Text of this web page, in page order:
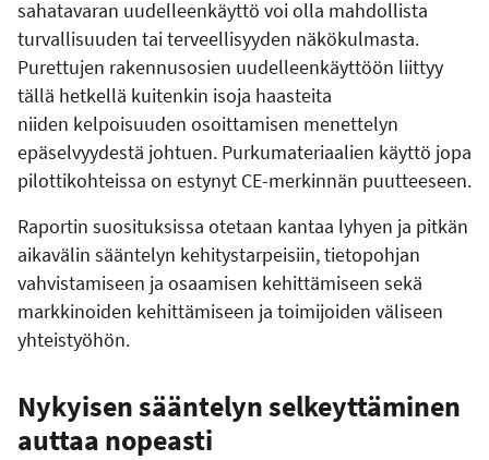
sahatavaran uudelleenkäyttö voi olla mahdollista
turvallisuuden tai terveellisyyden näkökulmasta.
Purettujen rakennusosien uudelleenkäyttöön liittyy
tällä hetkellä kuitenkin isoja haasteita
niiden kelpoisuuden osoittamisen menettelyn
epäselvyydestä johtuen. Purkumateriaalien käyttö jopa
pilottikohteissa on estynyt CE-merkinnän puutteeseen.
Raportin suosituksissa otetaan kantaa lyhyen ja pitkän
aikavälin sääntelyn kehitystarpeisiin, tietopohjan
vahvistamiseen ja osaamisen kehittämiseen sekä
markkinoiden kehittämiseen ja toimijoiden väliseen
yhteistyöhön.
Nykyisen sääntelyn selkeyttäminen
auttaa nopeasti